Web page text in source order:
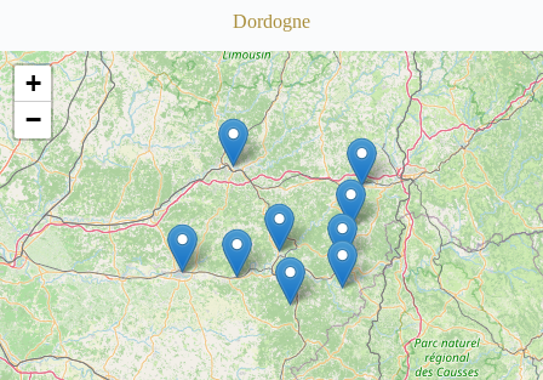
Dordogne
+
−